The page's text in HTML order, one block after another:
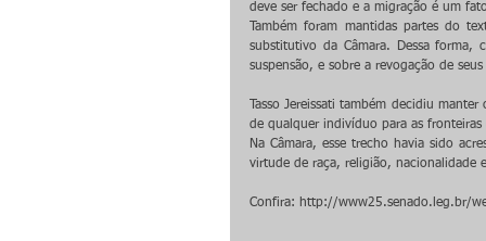
deve ser fechado e a migração é um
Também foram mantidas partes do
substitutivo da Câmara. Dessa forma,
suspensão, e sobre a revogação de
Tasso Jereissati também decidiu
de qualquer indivíduo para as
Na Câmara, esse trecho havia sido
virtude de raça, religião, nacionalidade
Confira: http://www25.senado.leg.br/